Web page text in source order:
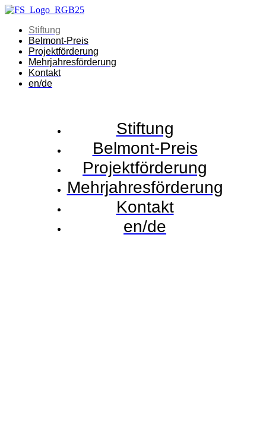
Stiftung
Belmont-Preis
Projektförderung
Mehrjahresförderung
Kontakt
en/de
Stiftung
Belmont-Preis
Projektförderung
Mehrjahresförderung
Kontakt
en/de